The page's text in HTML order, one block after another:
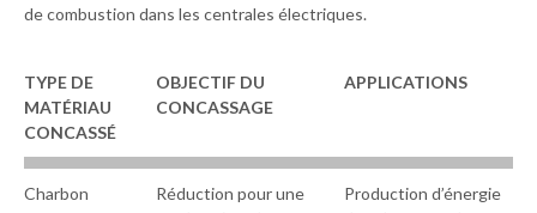
de combustion dans les centrales électriques.
TYPE DE
MATÉRIAU
CONCASSÉ
OBJECTIF DU
CONCASSAGE
APPLICATIONS
Charbon
Réduction pour une
Production d’énergie